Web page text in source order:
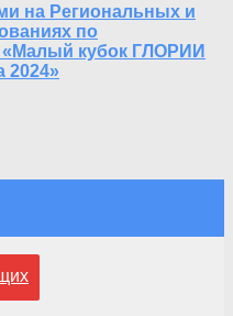
на Региональных и
по
«Малый кубок ГЛОРИИ
2024»